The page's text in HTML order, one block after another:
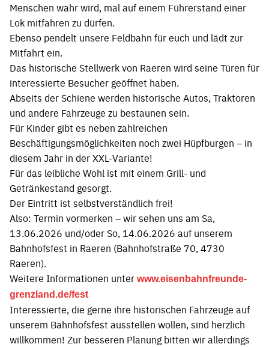
Menschen wahr wird, mal auf einem Führerstand einer
Lok mitfahren zu dürfen.
Ebenso pendelt unsere Feldbahn für euch und lädt zur
Mitfahrt ein.
Das historische Stellwerk von Raeren wird seine Türen für
interessierte Besucher geöffnet haben.
Abseits der Schiene werden historische Autos, Traktoren
und andere Fahrzeuge zu bestaunen sein.
Für Kinder gibt es neben zahlreichen
Beschäftigungsmöglichkeiten noch zwei Hüpfburgen – in
diesem Jahr in der XXL-Variante!
Für das leibliche Wohl ist mit einem Grill- und
Getränkestand gesorgt.
Der Eintritt ist selbstverständlich frei!
Also: Termin vormerken – wir sehen uns am Sa,
13.06.2026 und/oder So, 14.06.2026 auf unserem
Bahnhofsfest in Raeren (Bahnhofstraße 70, 4730
Raeren).
Weitere Informationen unter www.eisenbahnfreunde-
grenzland.de/fest
Interessierte, die gerne ihre historischen Fahrzeuge auf
unserem Bahnhofsfest ausstellen wollen, sind herzlich
willkommen! Zur besseren Planung bitten wir allerdings